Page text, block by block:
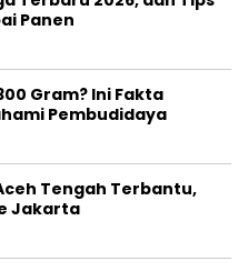
Panen
Gram? Ini Fakta
Pembudidaya
Tengah Terbantu,
Jakarta